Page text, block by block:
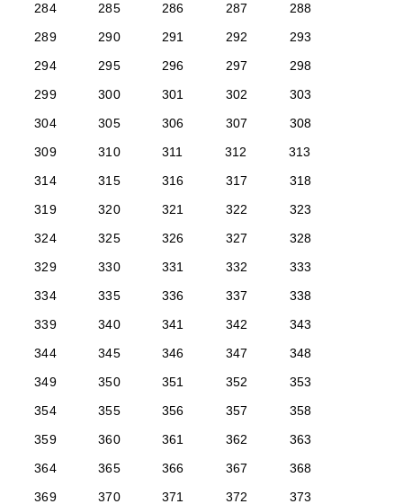
284
285 286 287
288
289
290 291 292
293
294
295 296 297
298
299
300 301 302
303
304
305 306 307
308
309
310 311 312
313
314
315 316 317
318
319
320 321 322
323
324
325 326 327
328
329
330 331 332
333
334
335 336 337
338
339
340 341 342
343
344
345 346 347
348
349
350 351 352
353
354
355 356 357
358
359
360 361 362
363
364
365 366 367
368
369
370 371 372 373